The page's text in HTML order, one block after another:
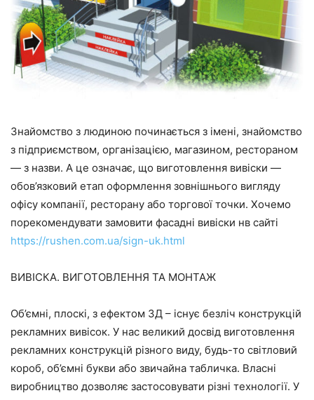
Знайомство з людиною починається з імені, знайомство
з підприємством, організацією, магазином, рестораном
— з назви. А це означає, що виготовлення вивіски —
обов’язковий етап оформлення зовнішнього вигляду
офісу компанії, ресторану або торгової точки. Хочемо
порекомендувати замовити фасадні вивіски нв сайті
https://rushen.com.ua/sign-uk.html
ВИВІСКА. ВИГОТОВЛЕННЯ ТА МОНТАЖ
Об’ємні, плоскі, з ефектом 3Д – існує безліч конструкцій
рекламних вивісок. У нас великий досвід виготовлення
рекламних конструкцій різного виду, будь-то світловий
короб, об’ємні букви або звичайна табличка. Власні
виробництво дозволяє застосовувати різні технології. У